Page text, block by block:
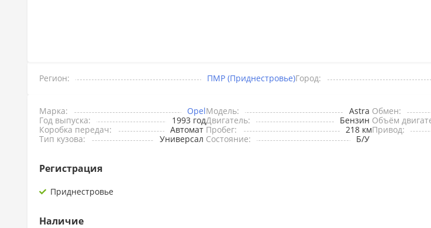
Регион: ПМР (Приднестровье)Город:
Марка: OpelМодель: Astra Обмен:
Год выпуска:
1993 годДвигатель: Бензин Объём
Коробка передач:
Автомат Пробег: 218 кмПривод:
Тип кузова:
Универсал Состояние: Б/У
Регистрация
Приднестровье
Наличие